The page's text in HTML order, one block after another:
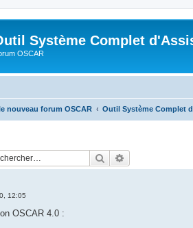
Système Complet
OSCAR
nouveau forum OSCAR Outil Système Complet
Rechercher
12:05
OSCAR 4.0 :